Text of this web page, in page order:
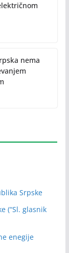
nema
Srpske
(“Sl. glasnik
enegije